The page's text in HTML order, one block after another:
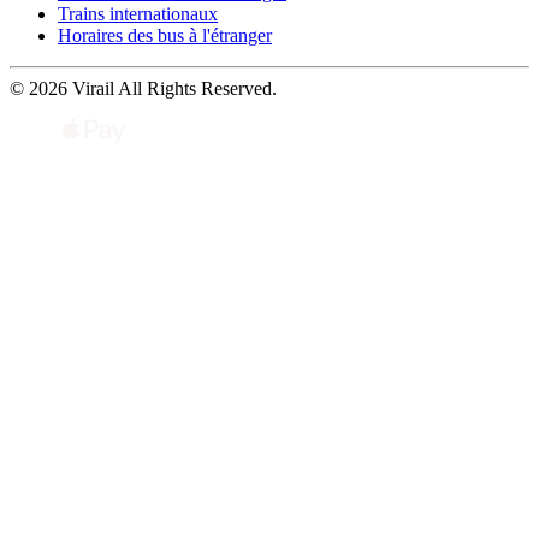
Trains internationaux
Horaires des bus à l'étranger
© 2026 Virail All Rights Reserved.